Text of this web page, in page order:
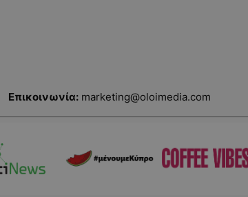
Επικοινωνία: marketing@oloimedia.com